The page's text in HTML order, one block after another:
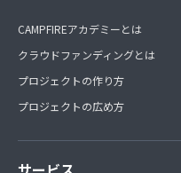
CAMPFIREアカデミーとは
クラウドファンディングとは
プロジェクトの作り方
プロジェクトの広め方